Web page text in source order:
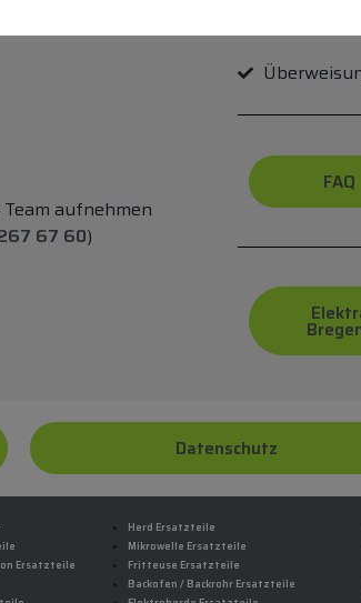
aufnehmen
67 60)
Bei uns
FAQ
Datenschutz
Ersatzteile
Herd Ersatzteile
Mikrowelle Ersatzteile
Fritteuse Ersatzteile
Backofen / Backrohr Ersatzteile